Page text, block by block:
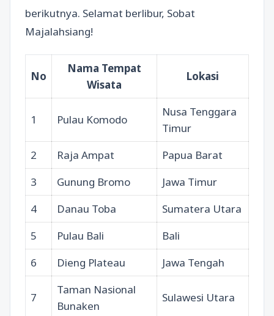
berikutnya. Selamat berlibur, Sobat
Majalahsiang!
No
Nama Tempat
Wisata
Lokasi
1 Pulau Komodo
Nusa Tenggara
Timur
2
Raja Ampat
Papua Barat
3
Gunung Bromo
Jawa Timur
4
Danau Toba
Sumatera Utara
5
Pulau Bali
Bali
6
Dieng Plateau Jawa Tengah
7
Taman Nasional
Bunaken
Sulawesi Utara